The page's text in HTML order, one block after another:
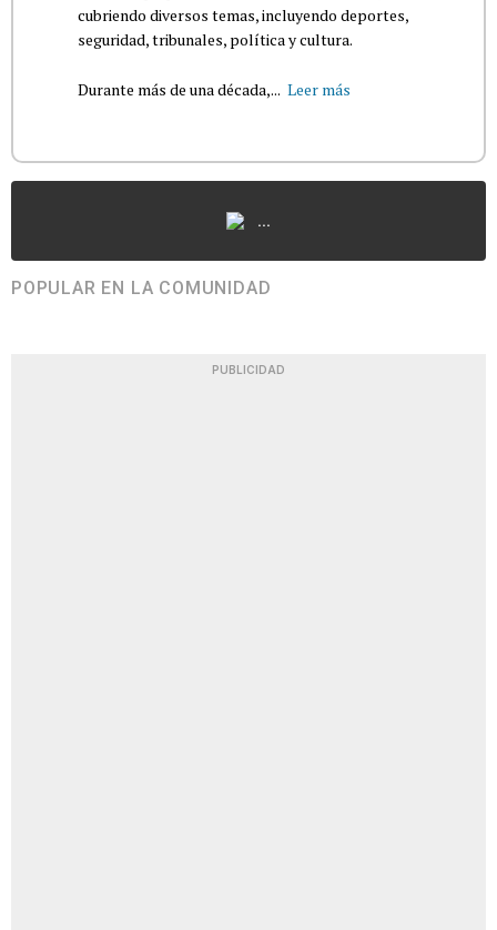
cubriendo diversos temas, incluyendo deportes,
seguridad, tribunales, política y cultura.
Durante más de una década,... Leer más
...
POPULAR EN LA COMUNIDAD
PUBLICIDAD